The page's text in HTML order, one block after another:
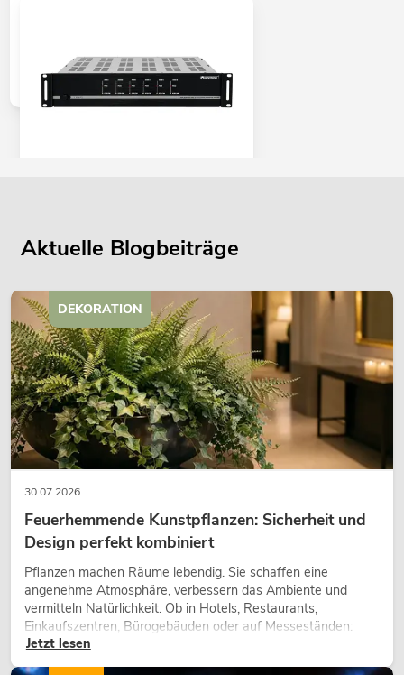
OMNITRONIC MCS-1250 12-Kanal-
Verstärker
Aktuelle Blogbeiträge
30.07.2026
Feuerhemmende Kunstpflanzen: Sicherheit und
Design perfekt kombiniert
Pflanzen machen Räume lebendig. Sie schaffen eine
angenehme Atmosphäre, verbessern das Ambiente und
vermitteln Natürlichkeit. Ob in Hotels, Restaurants,
Einkaufszentren, Bürogebäuden oder auf Messeständen:
eine hochwertige Begrünung gehört heute längst zum
Jetzt lesen
DEKORATION